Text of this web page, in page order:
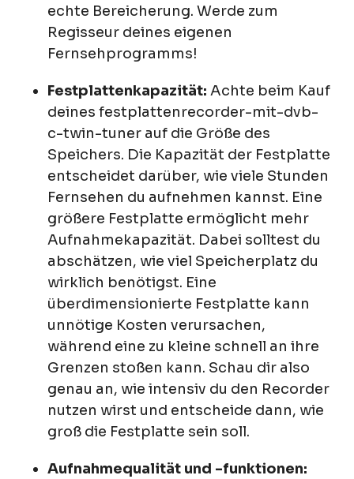
echte Bereicherung. Werde zum
Regisseur deines eigenen
Fernsehprogramms!
Festplattenkapazität: Achte beim Kauf
deines festplattenrecorder-mit-dvb-
c-twin-tuner auf die Größe des
Speichers. Die Kapazität der Festplatte
entscheidet darüber, wie viele Stunden
Fernsehen du aufnehmen kannst. Eine
größere Festplatte ermöglicht mehr
Aufnahmekapazität. Dabei solltest du
abschätzen, wie viel Speicherplatz du
wirklich benötigst. Eine
überdimensionierte Festplatte kann
unnötige Kosten verursachen,
während eine zu kleine schnell an ihre
Grenzen stoßen kann. Schau dir also
genau an, wie intensiv du den Recorder
nutzen wirst und entscheide dann, wie
groß die Festplatte sein soll.
Aufnahmequalität und -funktionen: